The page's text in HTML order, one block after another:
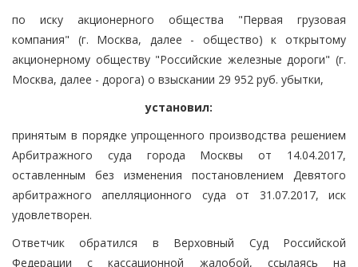
по иску акционерного общества "Первая грузовая
компания" (г. Москва, далее - общество) к открытому
акционерному обществу "Российские железные дороги" (г.
Москва, далее - дорога) о взыскании 29 952 руб. убытки,
установил:
принятым в порядке упрощенного производства решением
Арбитражного суда города Москвы от 14.04.2017,
оставленным без изменения постановлением Девятого
арбитражного апелляционного суда от 31.07.2017, иск
удовлетворен.
Ответчик обратился в Верховный Суд Российской
Федерации с кассационной жалобой, ссылаясь на